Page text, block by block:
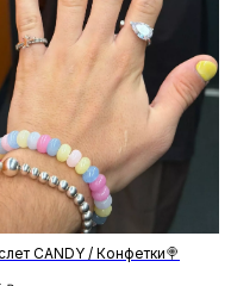
CANDY / Конфетки🍭